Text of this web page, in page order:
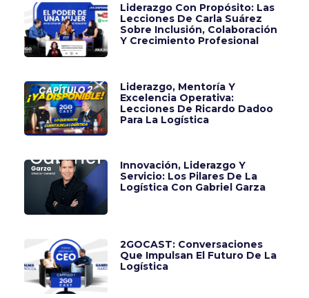
Liderazgo Con Propósito: Las
Lecciones De Carla Suárez
Sobre Inclusión, Colaboración
Y Crecimiento Profesional
Liderazgo, Mentoría Y
Excelencia Operativa:
Lecciones De Ricardo Dadoo
Para La Logística
Innovación, Liderazgo Y
Servicio: Los Pilares De La
Logística Con Gabriel Garza
2GOCAST: Conversaciones
Que Impulsan El Futuro De La
Logística